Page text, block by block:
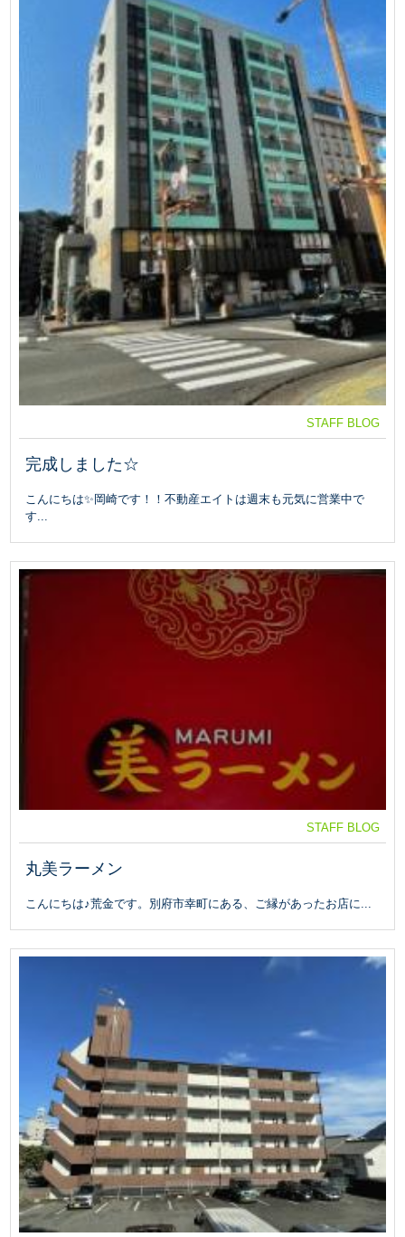
STAFF BLOG
完成しました☆
こんにちは✨岡崎です！！不動産エイトは週末も元気に営業中で
す...
STAFF BLOG
丸美ラーメン
こんにちは♪荒金です。別府市幸町にある、ご縁があったお店に...